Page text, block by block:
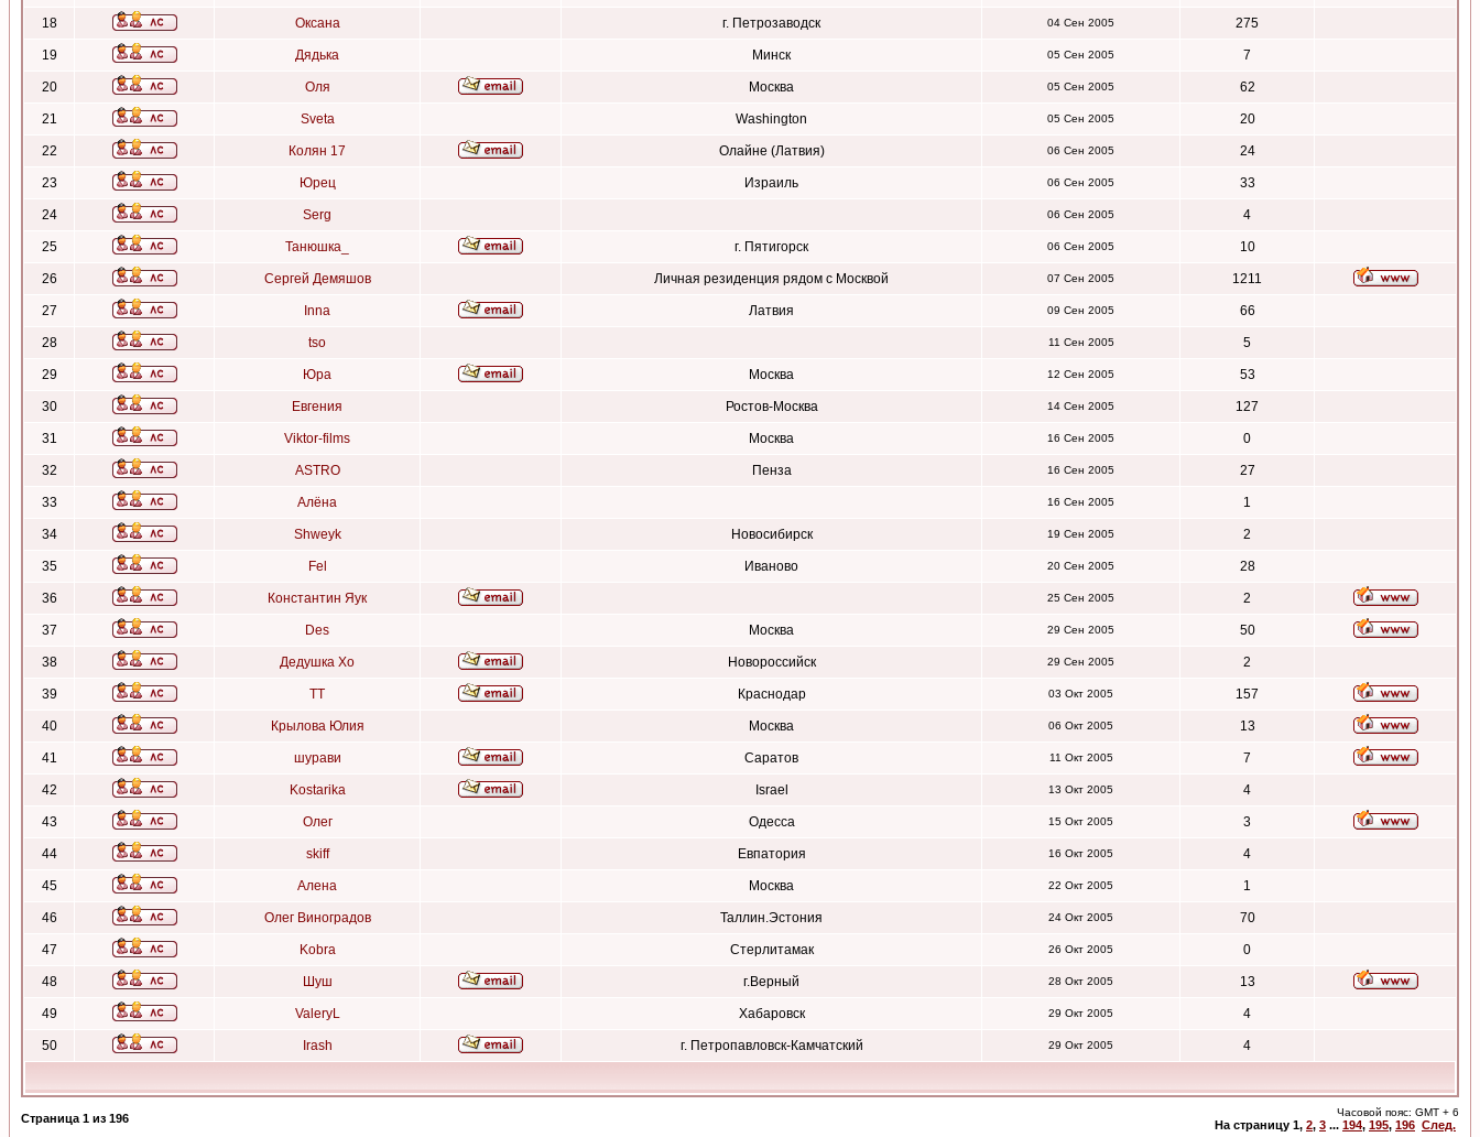
18 Оксана г. Петрозаводск 04 Сен 2005 275
19 Дядька Минск 05 Сен 2005 7
20 Оля Москва 05 Сен 2005 62
21 Sveta Washington 05 Сен 2005 20
22 Колян 17 Олайне (Латвия) 06 Сен 2005 24
23 Юрец Израиль 06 Сен 2005 33
24 Serg 06 Сен 2005 4
25 Танюшка_ г. Пятигорск 06 Сен 2005 10
26 Сергей Демяшов Личная резиденция рядом с Москвой 07 Сен 2005 1211
27 Inna Латвия 09 Сен 2005 66
28 tso 11 Сен 2005 5
29 Юра Москва 12 Сен 2005 53
30 Евгения Ростов-Москва 14 Сен 2005 127
31 Viktor-films Москва 16 Сен 2005 0
32 ASTRO Пенза 16 Сен 2005 27
33 Алёна 16 Сен 2005 1
34 Shweyk Новосибирск 19 Сен 2005 2
35 Fel Иваново 20 Сен 2005 28
36 Константин Яук 25 Сен 2005 2
37 Des Москва 29 Сен 2005 50
38 Дедушка Хо Новороссийск 29 Сен 2005 2
39 ТТ Краснодар 03 Окт 2005 157
40 Крылова Юлия Москва 06 Окт 2005 13
41 шурави Саратов 11 Окт 2005 7
42 Kostarika Israel 13 Окт 2005 4
43 Олег Одесса 15 Окт 2005 3
44 skiff Евпатория 16 Окт 2005 4
45 Алена Москва 22 Окт 2005 1
46 Олег Виноградов Таллин.Эстония 24 Окт 2005 70
47 Kobra Стерлитамак 26 Окт 2005 0
48 Шуш г.Верный 28 Окт 2005 13
49 ValeryL Хабаровск 29 Окт 2005 4
50 Irash г. Петропавловск-Камчатский 29 Окт 2005 4
Страница 1 из 196 Часовой пояс: GMT + 6
На страницу 1, 2, 3 ... 194, 195, 196 След.